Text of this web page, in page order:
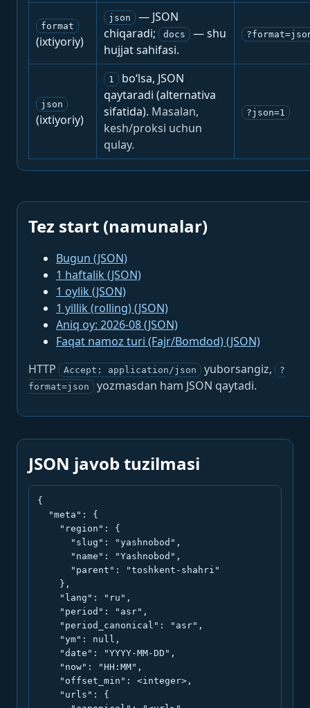
format
(ixtiyoriy)
json
— JSON
chiqaradi;
docs
— shu
hujjat sahifasi.
json
(ixtiyoriy)
1
bo‘lsa, JSON
qaytaradi (alternativa
sifatida). Masalan,
kesh/proksi uchun
qulay.
?json=1
Tez start (namunalar)
Bugun (JSON)
1 haftalik (JSON)
1 oylik (JSON)
1 yillik (rolling) (JSON)
Aniq oy: 2026-08 (JSON)
Faqat namoz turi (Fajr/Bomdod) (JSON)
HTTP
Accept: application/json yuborsangiz,
?
format=json
yozmasdan ham JSON qaytadi.
JSON javob tuzilmasi
{
  "meta": {
    "region": {
      "slug": "yashnobod",
      "name": "Yashnobod",
      "parent": "toshkent-shahri"
    },
    "lang": "ru",
    "period": "asr",
    "period_canonical": "asr",
    "ym": null,
    "date": "YYYY-MM-DD",
    "now": "HH:MM",
    "offset_min": <integer>,
    "urls": {